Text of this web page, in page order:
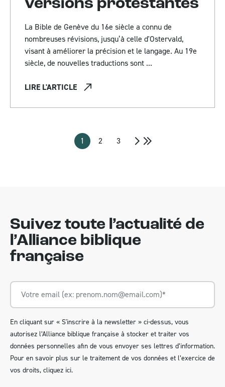
versions protestantes
La Bible de Genève du 16e siècle a connu de
nombreuses révisions, jusqu’à celle d'Ostervald,
visant à améliorer la précision et le langage. Au 19e
siècle, de nouvelles traductions sont ...
LIRE L'ARTICLE
1 2 3
Suivez toute l’actualité de
l’Alliance biblique
française
En cliquant sur « S'inscrire à la newsletter » ci-dessus, vous
autorisez l’Alliance biblique française à stocker et traiter vos
données personnelles afin de vous envoyer ses lettres d’information.
Pour en savoir plus sur le traitement de vos données et l’exercice de
vos droits, cliquez ici.